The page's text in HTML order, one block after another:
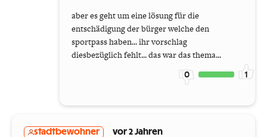
aber es geht um eine lösung für die
entschädigung der bürger welche den
sportpass haben... ihr vorschlag
diesbezüglich fehlt... das war das thema...
0 1
stadtbewohner vor 2 Jahren